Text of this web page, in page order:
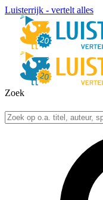
Luisterrijk - vertelt alles
Zoek